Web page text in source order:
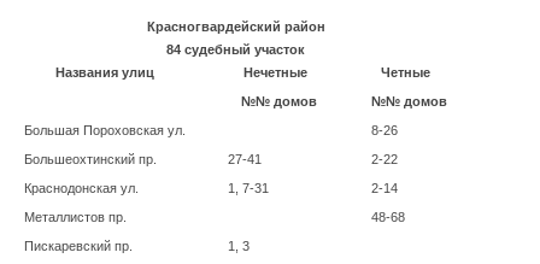
Красногвардейский район
84 судебный участок
Названия улиц
Нечетные
№№ домов
Четные
№№ домов
Большая Пороховская ул.
8-26
Большеохтинский пр.
27-41
2-22
Краснодонская ул.
1, 7-31
2-14
Металлистов пр.
48-68
Пискаревский пр.
1, 3